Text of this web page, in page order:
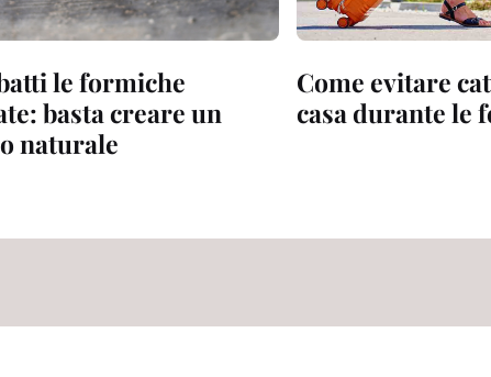
le formiche
basta creare un
naturale
Come evitare
casa durante le